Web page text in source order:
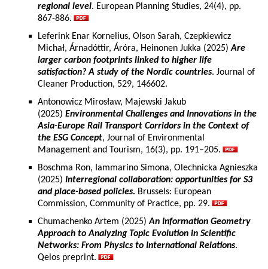
regional level. European Planning Studies, 24(4), pp.
867-886.
Leferink Enar Kornelius, Olson Sarah, Czepkiewicz
Michał, Árnadóttir, Áróra, Heinonen Jukka (2025)Are
larger carbon footprints linked to higher life
satisfaction? A study of the Nordic countries. Journal of
Cleaner Production, 529, 146602.
Antonowicz Mirosław, Majewski Jakub
(2025) Environmental Challenges and Innovations in the
Asia-Europe Rail Transport Corridors in the Context of
the ESG Concept, Journal of Environmental
Management and Tourism, 16(3), pp. 191–205.
Boschma Ron, Iammarino Simona, Olechnicka Agnieszka
(2025) Interregional collaboration: opportunities for S3
and place-based policies. Brussels: European
Commission, Community of Practice, pp. 29.
Chumachenko Artem (2025)An Information Geometry
Approach to Analyzing Topic Evolution in Scientific
Networks: From Physics to International Relations.
Qeios preprint.